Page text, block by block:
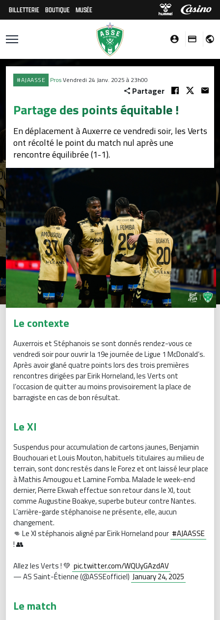
BILLETTERIE BOUTIQUE MUSÉE
#AJAASSE ProsVendredi 24 Janv. 2025 à 23h00
Partager
Partage des points équitable !
En déplacement à Auxerre ce vendredi soir, les Verts
ont récolté le point du match nul après une
rencontre équilibrée (1-1).
Le contexte
Auxerrois et Stéphanois se sont donnés rendez-vous ce
vendredi soir pour ouvrir la 19e journée de Ligue 1 McDonald’s.
Après avoir glané quatre points lors des trois premières
rencontres dirigées par Eirik Horneland, les Verts ont
l’occasion de quitter au moins provisoirement la place de
barragiste en cas de bon résultat.
Le XI
Suspendus pour accumulation de cartons jaunes, Benjamin
Bouchouari et Louis Mouton, habituels titulaires au milieu de
terrain, sont donc restés dans le Forez et ont laissé leur place
à Mathis Amougou et Lamine Fomba. Malade le week-end
dernier, Pierre Ekwah effectue son retour dans le XI, tout
comme Augustine Boakye, superbe buteur contre Nantes.
L’arrière-garde stéphanoise ne présente, elle, aucun
changement.
👊 Le XI stéphanois aligné par Eirik Horneland pour #AJAASSE
! 👥
Allez les Verts ! 💚 pic.twitter.com/WQUyGAzdAV
— AS Saint-Étienne (@ASSEofficiel) January 24, 2025
Le match